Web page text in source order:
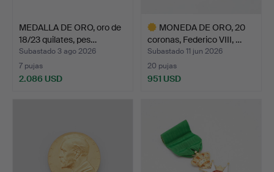
MEDALLA DE ORO, oro de
18/23 quilates, pes…
Subastado 3 ago 2026
7 pujas
2.086 USD
MONEDA DE ORO, 20
coronas, Federico VIII, …
Subastado 11 jun 2026
20 pujas
951 USD